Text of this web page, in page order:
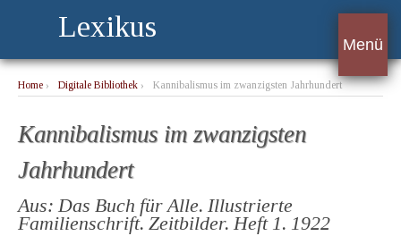
Lexikus
Menü
Home › Digitale Bibliothek › Kannibalismus im zwanzigsten Jahrhundert
Kannibalismus im zwanzigsten
Jahrhundert
Aus: Das Buch für Alle. Illustrierte
Familienschrift. Zeitbilder. Heft 1. 1922